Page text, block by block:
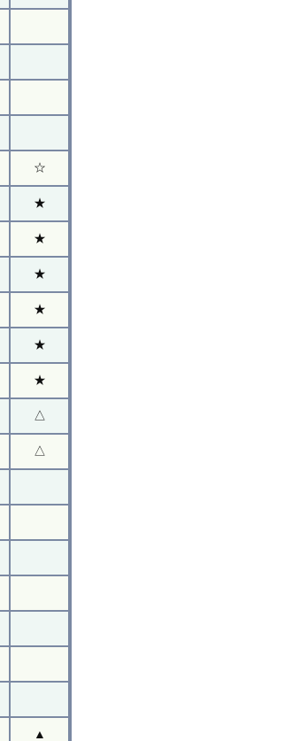
☆
★
★
★
★
★
★
△
△
▲